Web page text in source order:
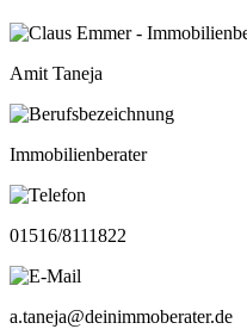
Amit Taneja
Immobilienberater
01516/8111822
a.taneja@deinimmoberater.de